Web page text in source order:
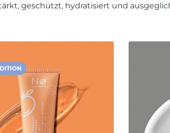
geschützt, hydratisiert und